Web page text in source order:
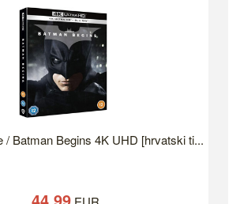
/ Batman Begins 4K UHD [hrvatski ti...